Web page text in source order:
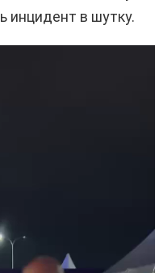
инцидент в шутку.